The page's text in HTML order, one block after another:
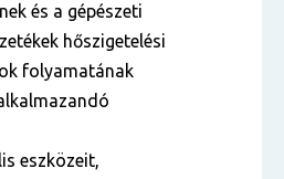
és a gépészeti
hőszigetelési
folyamatának
eszközeit,